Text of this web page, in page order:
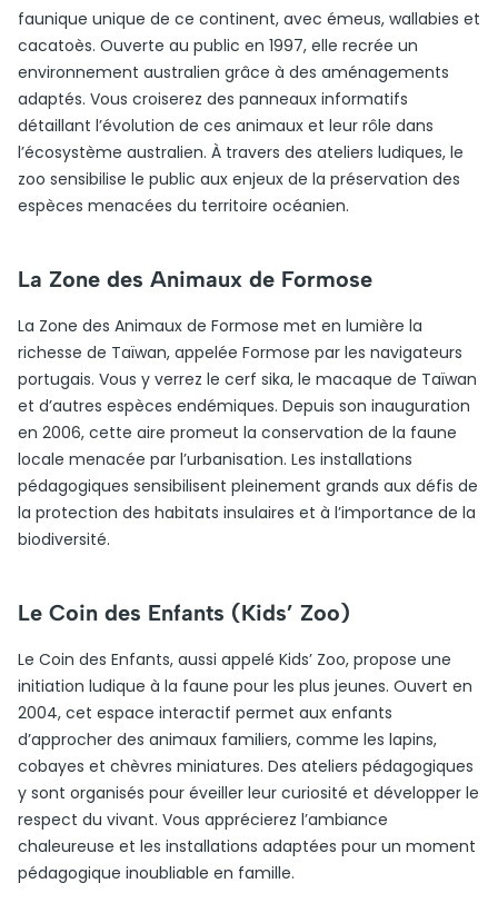
faunique unique de ce continent, avec émeus, wallabies et
cacatoès. Ouverte au public en 1997, elle recrée un
environnement australien grâce à des aménagements
adaptés. Vous croiserez des panneaux informatifs
détaillant l’évolution de ces animaux et leur rôle dans
l’écosystème australien. À travers des ateliers ludiques, le
zoo sensibilise le public aux enjeux de la préservation des
espèces menacées du territoire océanien.
La Zone des Animaux de Formose
La Zone des Animaux de Formose met en lumière la
richesse de Taïwan, appelée Formose par les navigateurs
portugais. Vous y verrez le cerf sika, le macaque de Taïwan
et d’autres espèces endémiques. Depuis son inauguration
en 2006, cette aire promeut la conservation de la faune
locale menacée par l’urbanisation. Les installations
pédagogiques sensibilisent pleinement grands aux défis de
la protection des habitats insulaires et à l’importance de la
biodiversité.
Le Coin des Enfants (Kids’ Zoo)
Le Coin des Enfants, aussi appelé Kids’ Zoo, propose une
initiation ludique à la faune pour les plus jeunes. Ouvert en
2004, cet espace interactif permet aux enfants
d’approcher des animaux familiers, comme les lapins,
cobayes et chèvres miniatures. Des ateliers pédagogiques
y sont organisés pour éveiller leur curiosité et développer le
respect du vivant. Vous apprécierez l’ambiance
chaleureuse et les installations adaptées pour un moment
pédagogique inoubliable en famille.